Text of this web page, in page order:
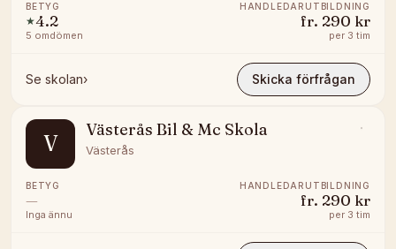
BETYG
★4.2
5 omdömen
HANDLEDARUTBILDNING
fr. 290 kr
per 3 tim
Se skolan› Skicka förfrågan
V
Västerås Bil & Mc Skola
Västerås
BETYG
—
Inga ännu
HANDLEDARUTBILDNING
fr. 290 kr
per 3 tim